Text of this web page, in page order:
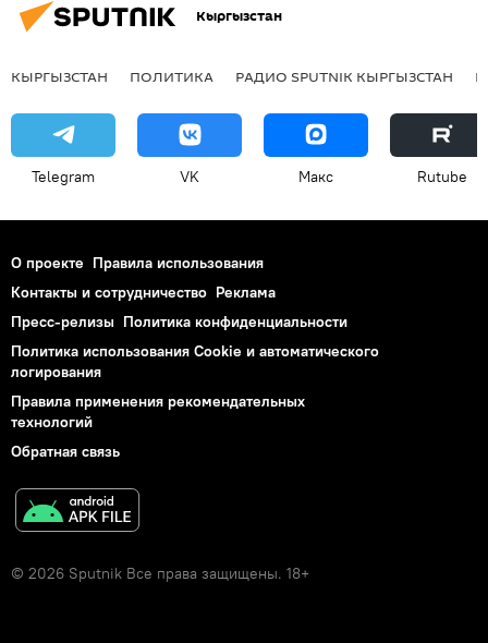
Кыргызстан
КЫРГЫЗСТАН ПОЛИТИКА РАДИО SPUTNIK КЫРГЫЗСТАН
Telegram VK Макс Rutube
О проекте Правила использования
Контакты и сотрудничество Реклама
Пресс-релизы Политика конфиденциальности
Политика использования Cookie и автоматического
логирования
Правила применения рекомендательных
технологий
Обратная связь
© 2026 Sputnik Все права защищены. 18+